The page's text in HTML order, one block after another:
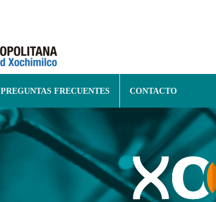
PREGUNTAS FRECUENTES CONTACTO